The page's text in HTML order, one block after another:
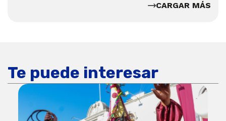
CARGAR MÁS
Te puede interesar